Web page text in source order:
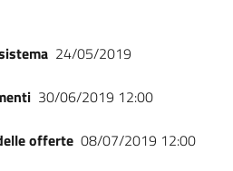
24/05/2019
30/06/2019 12:00
offerte 08/07/2019 12:00